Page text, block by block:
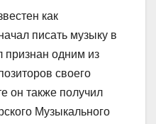
как
писать музыку в
признан одним из
своего
он также получил
Музыкального